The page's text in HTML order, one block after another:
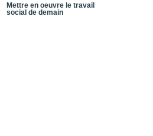
Mettre en oeuvre le travail
social de demain